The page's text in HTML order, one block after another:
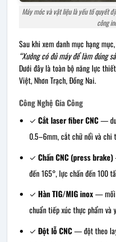
Máy móc và vật liệu là yếu tố quyết
công
Sau khi xem danh mục hạng
“Xưởng có đủ máy để làm đúng
Dưới đây là toàn bộ năng lực
Việt, Nhơn Trạch, Đồng Nai.
Công Nghệ Gia Công
✓ Cắt laser fiber CNC—
0.5–6mm, cắt chữ nổi và chi
✓ Chấn CNC (press brake)
đến 165°, lực chấn đến 100
✓ Hàn TIG/MIG inox— mối
chuẩn tiếp xúc thực phẩm và
✓ Đột lỗ CNC— đột theo